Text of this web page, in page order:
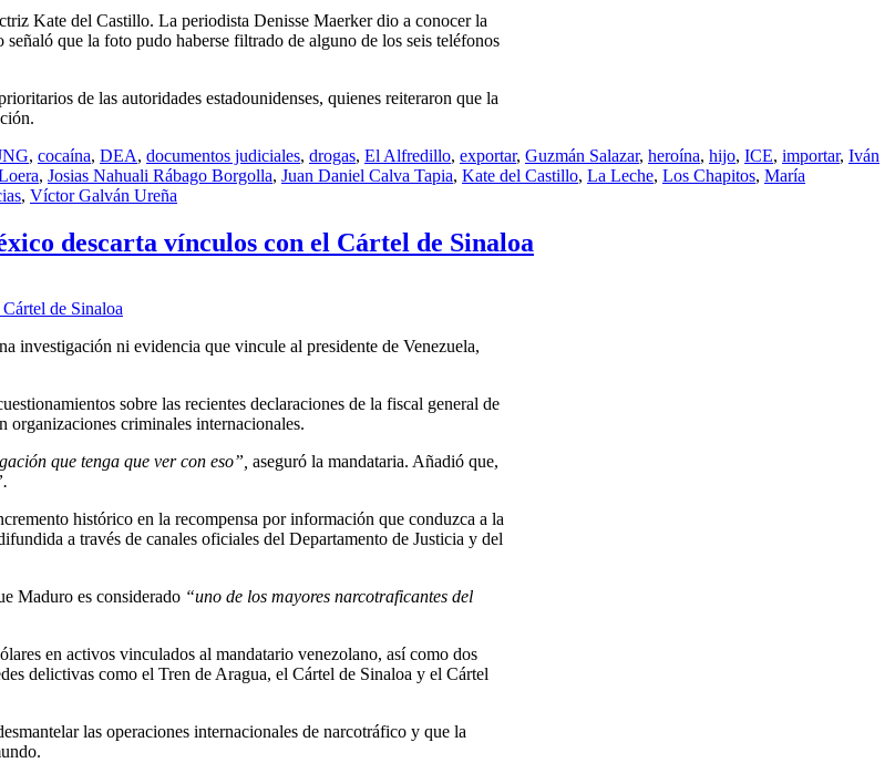
Kate del Castillo. La periodista Denisse Maerker dio a conocer la
que la foto pudo haberse filtrado de alguno de los seis teléfonos
de las autoridades estadounidenses, quienes reiteraron que la
, cocaína, DEA, documentos judiciales, drogas, El Alfredillo, exportar, Guzmán Salazar, heroína, hijo, ICE, importar, Iván
, Josias Nahuali Rábago Borgolla, Juan Daniel Calva Tapia, Kate del Castillo, La Leche, Los Chapitos, María
, Víctor Galván Ureña
descarta vínculos con el Cártel de Sinaloa
investigación ni evidencia que vincule al presidente de Venezuela,
sobre las recientes declaraciones de la fiscal general de
organizaciones criminales internacionales.
que tenga que ver con eso”, aseguró la mandataria. Añadió que,
histórico en la recompensa por información que conduzca a la
a través de canales oficiales del Departamento de Justicia y del
Maduro es considerado “uno de los mayores narcotraficantes del
en activos vinculados al mandatario venezolano, así como dos
delictivas como el Tren de Aragua, el Cártel de Sinaloa y el Cártel
las operaciones internacionales de narcotráfico y que la